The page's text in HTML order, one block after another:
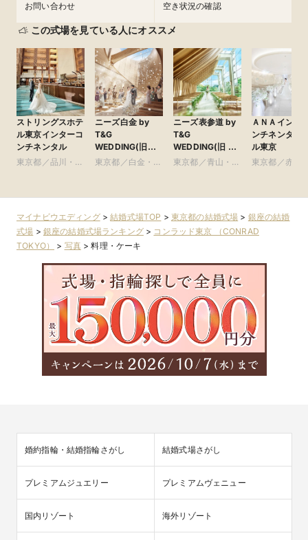
お問い合わせ 空き状況の確認
この式場を見ている人にオススメ
ストリングスホテ
ル東京インターコ
ンチネンタル
東京都／品川・目
ニーズ白金 by
T&G
WEDDING(旧
アーフェリーク白
東京都／白金・恵
ニーズ表参道 by
T&G
WEDDING(旧 表
参道TERRACE)
東京都／青山・表
ＡＮＡインタ
ンチネンタル
ル東京
東京都／赤坂
マイナビウエディング>結婚式場TOP > 東京都の結婚式場 > 銀座の結婚
式場 > 銀座の結婚式場ランキング> コンラッド東京 （CONRAD
TOKYO）
> 写真 >料理・ケーキ
婚約指輪・結婚指輪さがし 結婚式場さがし
プレミアムジュエリー プレミアムヴェニュー
国内リゾート 海外リゾート